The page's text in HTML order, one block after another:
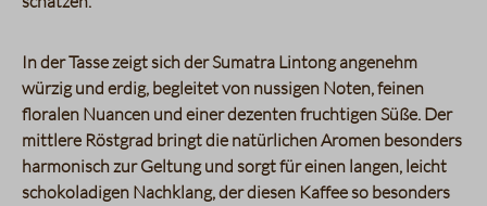
In der Tasse zeigt sich der Sumatra Lintong angenehm
würzig und erdig, begleitet von nussigen Noten, feinen
floralen Nuancen und einer dezenten fruchtigen Süße. Der
mittlere Röstgrad bringt die natürlichen Aromen besonders
harmonisch zur Geltung und sorgt für einen langen, leicht
schokoladigen Nachklang, der diesen Kaffee so besonders